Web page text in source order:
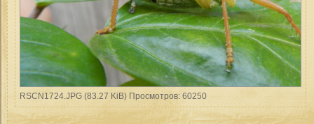
RSCN1724.JPG (83.27 KiB) Просмотров: 60250